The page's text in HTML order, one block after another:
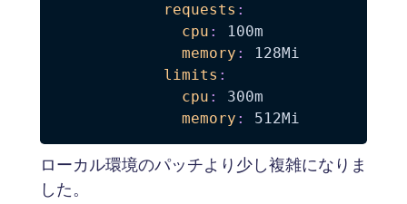
requests :
cpu :
100m
memory :
128Mi
limits :
cpu :
300m
memory :
ローカル環境のパッチより少し複雑になりま
した。